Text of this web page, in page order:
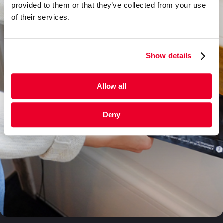
provided to them or that they’ve collected from your use
of their services.
Show details
Allow all
Deny